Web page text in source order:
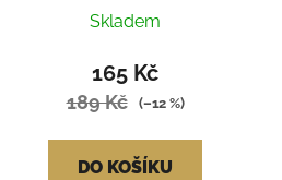
0MG
Skladem
165 Kč
189 Kč (–12 %)
DO KOŠÍKU